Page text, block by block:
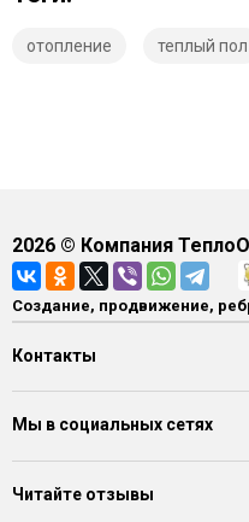
отопление теплый пол
2026© Компания
Создание, продвижение,
Контакты
Мы в социальных сетях
Читайте отзывы